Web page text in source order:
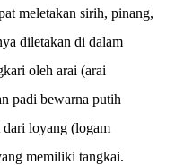
meletakan sirih, pinang,
diletakan di dalam
oleh arai (arai
padi bewarna putih
dari loyang (logam
memiliki tangkai.